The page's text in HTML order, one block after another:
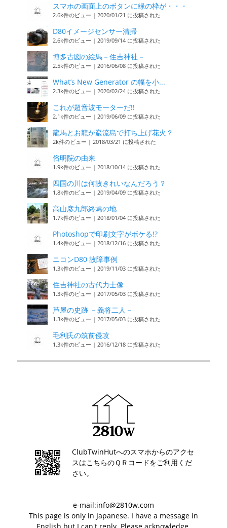
スマホの画面上のボタンに緑の枠が・・・
2.6k件のビュー | 2020/01/21 に投稿された
D80イメージセンサー清掃
2.6k件のビュー | 2019/09/14 に投稿された
博多古図の絵馬－住吉神社－
2.5k件のビュー | 2016/06/08 に投稿された
What’s New Generator の幅を小...
2.3k件のビュー | 2020/02/24 に投稿された
これが超音波モーターだ!!
2.1k件のビュー | 2019/06/09 に投稿された
龍馬とお龍が巌流島で打ち上げ花火？
2k件のビュー | 2018/03/21 に投稿された
俗明院の由来
1.9k件のビュー | 2018/10/14 に投稿された
四国の川は何故きれいなんだろう？
1.8k件のビュー | 2019/04/09 に投稿された
高山彦九郎終焉の地
1.7k件のビュー | 2018/01/04 に投稿された
Photoshopで印刷文字がボケる!?
1.4k件のビュー | 2018/12/16 に投稿された
ニコンD80 故障事例
1.3k件のビュー | 2019/11/03 に投稿された
住吉神社の古代力士像
1.3k件のビュー | 2017/05/03 に投稿された
芦屋の史跡 －義将二人－
1.3k件のビュー | 2017/05/03 に投稿された
毛利氏の筑前侵攻
1.3k件のビュー | 2016/12/18 に投稿された
ClubTwinHutへのスマホからのアクセ
スはこちらのＱＲコードをご利用くだ
さい。
e-mail:info@2810w.com
This page is only in Japanese. I have a message in